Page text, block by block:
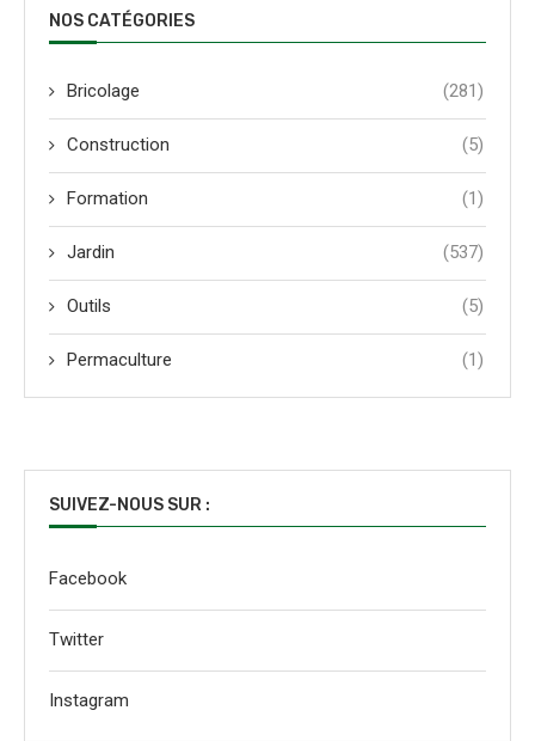
NOS CATÉGORIES
Bricolage (281)
Construction (5)
Formation (1)
Jardin (537)
Outils (5)
Permaculture (1)
SUIVEZ-NOUS SUR :
Facebook
Twitter
Instagram